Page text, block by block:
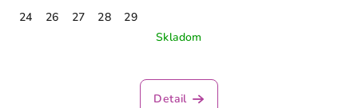
24 26 27 28
29
Skladom
Detail